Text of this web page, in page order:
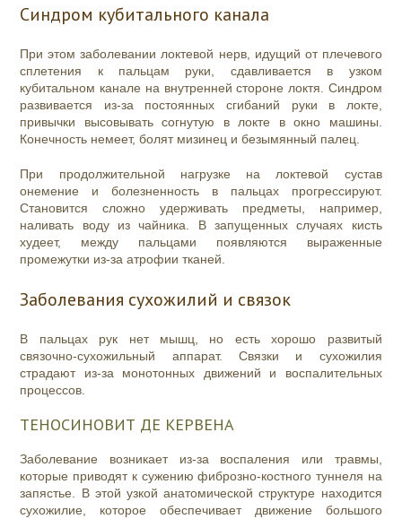
Синдром кубитального канала
При этом заболевании локтевой нерв, идущий от плечевого
сплетения к пальцам руки, сдавливается в узком
кубитальном канале на внутренней стороне локтя. Синдром
развивается из-за постоянных сгибаний руки в локте,
привычки высовывать согнутую в локте в окно машины.
Конечность немеет, болят мизинец и безымянный палец.
При продолжительной нагрузке на локтевой сустав
онемение и болезненность в пальцах прогрессируют.
Становится сложно удерживать предметы, например,
наливать воду из чайника. В запущенных случаях кисть
худеет, между пальцами появляются выраженные
промежутки из-за атрофии тканей.
Заболевания сухожилий и связок
В пальцах рук нет мышц, но есть хорошо развитый
связочно-сухожильный аппарат. Связки и сухожилия
страдают из-за монотонных движений и воспалительных
процессов.
ТЕНОСИНОВИТ ДЕ КЕРВЕНА
Заболевание возникает из-за воспаления или травмы,
которые приводят к сужению фиброзно-костного туннеля на
запястье. В этой узкой анатомической структуре находится
сухожилие, которое обеспечивает движение большого